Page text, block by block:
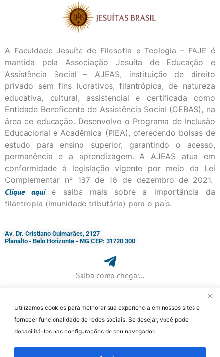
Utilizamos cookies para melhorar sua experiência em nossos sites e
fornecer funcionalidade de redes sociais. Se desejar, você pode
desabilitá-los nas configurações de seu navegador.
A Faculdade Jesuíta de Filosofia e Teologia – FAJE é
mantida pela Associação Jesuíta de Educação e
Assistência Social – AJEAS, instituição de direito
privado sem fins lucrativos, filantrópica, de natureza
educativa, cultural, assistencial e certificada como
Entidade Beneficente de Assistência Social (CEBAS), na
área de educação. Desenvolve o Programa de Inclusão
Educacional e Acadêmica (PIEA), oferecendo bolsas de
estudo para ensino superior, garantindo o acesso,
permanência e a aprendizagem. A AJEAS atua em
conformidade à legislação vigente por meio da Lei
Complementar nº 187 de 16 de dezembro de 2021.
Cliqueaqui
e saiba mais sobre a importância da
filantropia (imunidade tributária) para o país.
Av. Dr. Cristiano Guimarães, 2127
Planalto - Belo Horizonte - MG CEP: 31720 300
Saiba como chegar...
+ 55 (31) 3115-7000​
Patrick de Souza